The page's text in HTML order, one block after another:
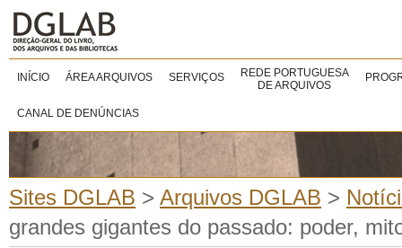
INÍCIO ÁREA ARQUIVOS SERVIÇOS
REDE PORTUGUESA
DE ARQUIVOS
CANAL DE DENÚNCIAS
Sites DGLAB > Arquivos DGLAB >
grandes gigantes do passado: poder,